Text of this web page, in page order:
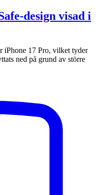
design visad i
iPhone 17 Pro, vilket tyder
ned på grund av större